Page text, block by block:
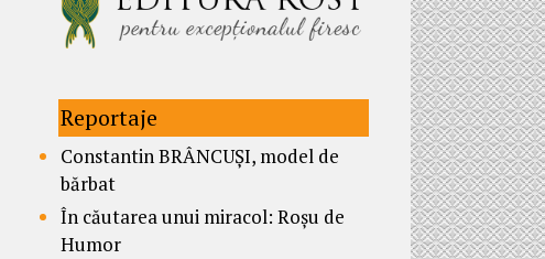
Reportaje
Constantin BRÂNCUȘI, model de
bărbat
În căutarea unui miracol: Roșu de
Humor